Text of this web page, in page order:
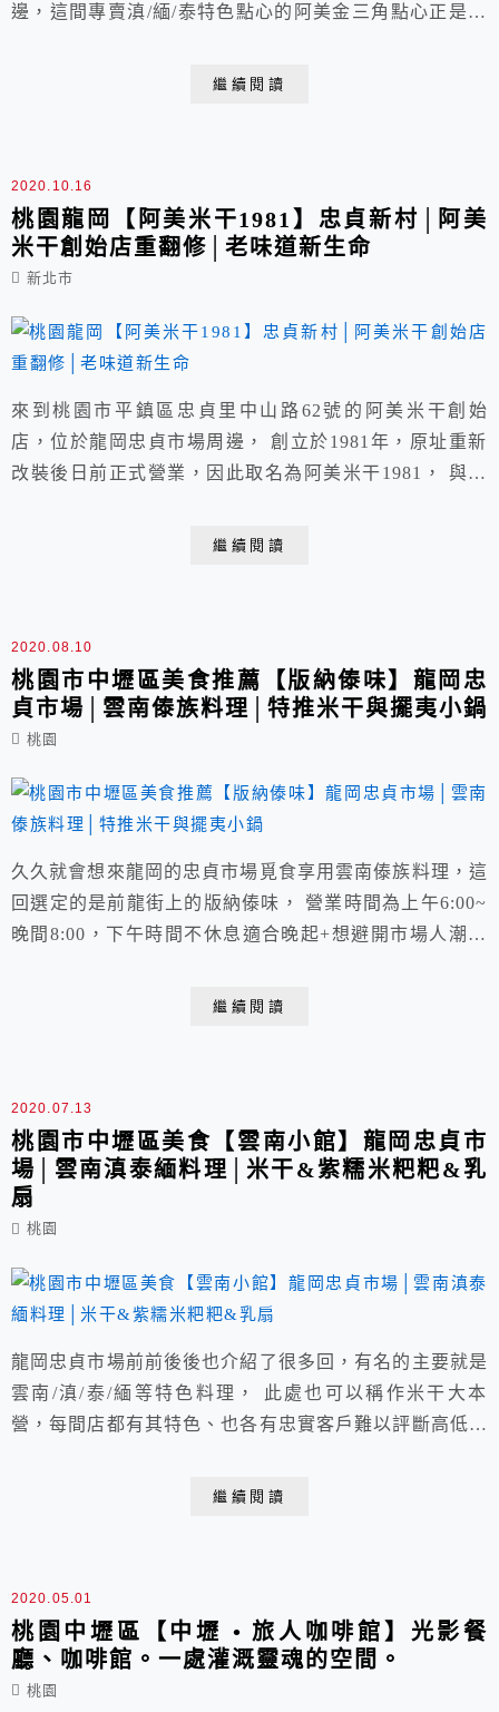
邊，這間專賣滇/緬/泰特色點心的阿美金三角點心正是此
門面的內用空間頗有咖啡館質感， 手工破酥包是熱門選
繼續閱讀
2020.10.16
桃園龍岡【阿美米干1981】忠貞新村│阿美
米干創始店重翻修│老味道新生命
新北市
來到桃園市平鎮區忠貞里中山路62號的阿美米干創始
店，位於龍岡忠貞市場周邊， 創立於1981年，原址重新
改裝後日前正式營業，因此取名為阿美米干1981， 與附
復古裝潢與氣氛， 營業時間為早上8點到晚間9點，整日
繼續閱讀
2020.08.10
桃園市中壢區美食推薦【版納傣味】龍岡忠
貞市場│雲南傣族料理│特推米干與擺夷小鍋
桃園
久久就會想來龍岡的忠貞市場覓食享用雲南傣族料理，這
回選定的是前龍街上的版納傣味， 營業時間為上午6:00~
晚間8:00，下午時間不休息適合晚起+想避開市場人潮的
與其支持者，整理篇米干懶人包供參考， 而版納傣味給
繼續閱讀
2020.07.13
桃園市中壢區美食【雲南小館】龍岡忠貞市
場│雲南滇泰緬料理│米干&紫糯米粑粑&乳
扇
桃園
龍岡忠貞市場前前後後也介紹了很多回，有名的主要就是
雲南/滇/泰/緬等特色料理， 此處也可以稱作米干大本
營，每間店都有其特色、也各有忠實客戶難以評斷高低，
就是有名的大鬍子米干， 開車來的朋友建議停在龍岡國
繼續閱讀
2020.05.01
桃園中壢區【中壢 • 旅人咖啡館】光影餐
廳、咖啡館。一處灌溉靈魂的空間。
桃園